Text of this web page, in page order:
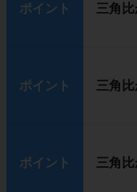
ポイント 三角
ポイント 三角
ポイント 三角